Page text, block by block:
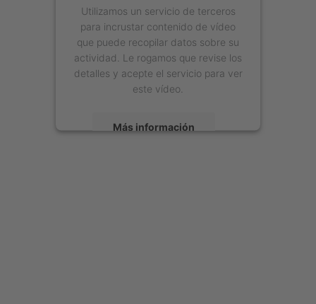
Utilizamos un servicio de terceros
para incrustar contenido de vídeo
que puede recopilar datos sobre su
actividad. Le rogamos que revise los
detalles y acepte el servicio para ver
este vídeo.
Más información